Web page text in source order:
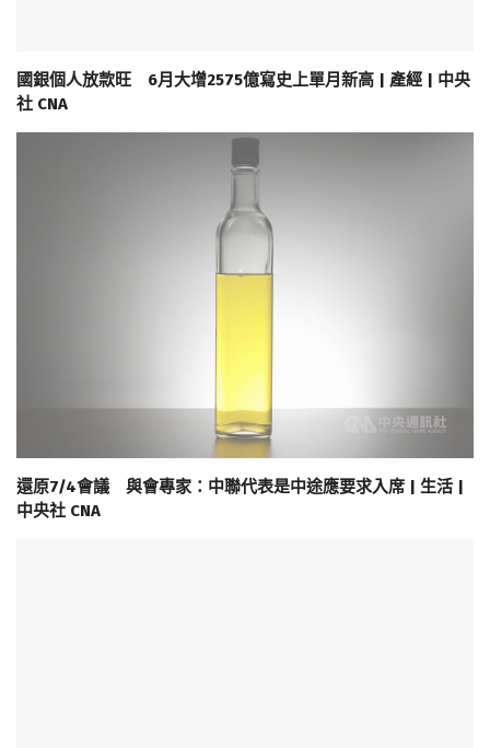
國銀個人放款旺 6月大增2575億寫史上單月新高 | 產經 | 中央
社 CNA
還原7/4會議 與會專家：中聯代表是中途應要求入席 | 生活 |
中央社 CNA